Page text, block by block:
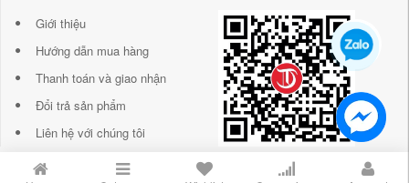
Giới thiệu
Hướng dẫn mua hàng
Thanh toán và giao nhận
Đổi trả sản phẩm
Liên hệ với chúng tôi